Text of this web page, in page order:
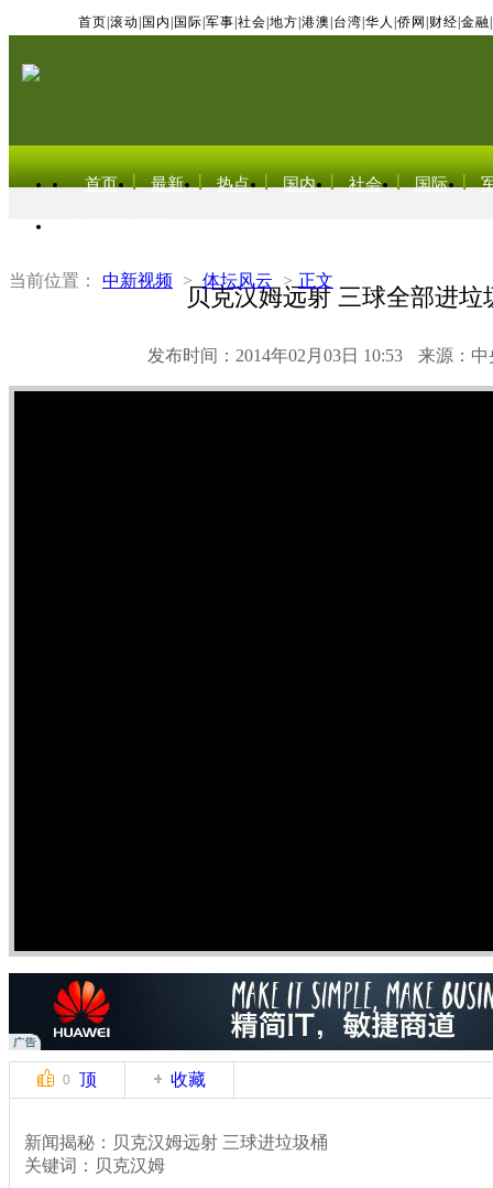
首页 滚动 国内 国际 军事 社会 地方 港澳 台湾 华人 侨网 财经 金融
首页 最新 热点 国内 社会 国际
当前位置： 中新视频 > 体坛风云 > 正文
贝克汉姆远射 三球全部进垃
发布时间：2014年02月03日 10:53 来源：中
0 顶 收藏
新闻揭秘：贝克汉姆远射 三球进垃圾桶
关键词：贝克汉姆